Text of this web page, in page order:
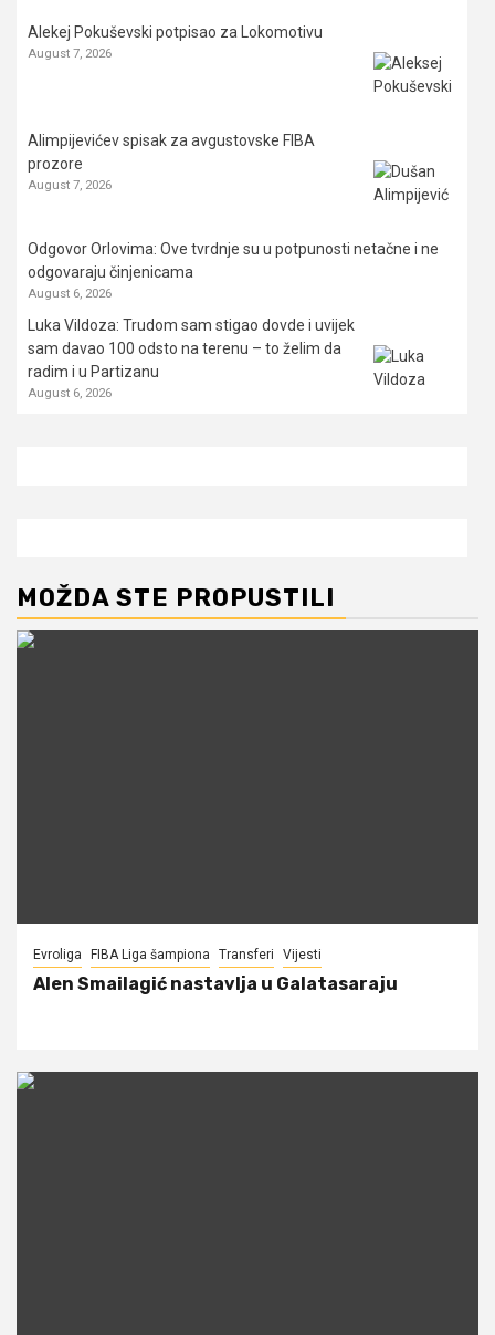
Alekej Pokuševski potpisao za Lokomotivu
August 7, 2026
Alimpijevićev spisak za avgustovske FIBA
prozore
August 7, 2026
Odgovor Orlovima: ​Ove tvrdnje su u potpunosti netačne i ne
odgovaraju činjenicama
August 6, 2026
Luka Vildoza: Trudom sam stigao dovde i uvijek
sam davao 100 odsto na terenu – to želim da
radim i u Partizanu
August 6, 2026
MOŽDA STE PROPUSTILI
Evroliga FIBA Liga šampiona Transferi Vijesti
Alen Smailagić nastavlja u Galatasaraju